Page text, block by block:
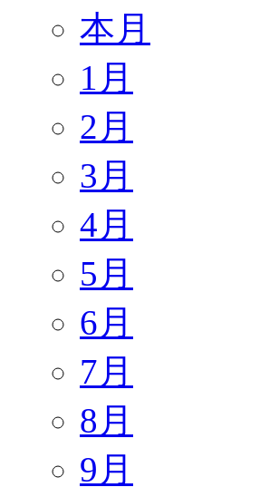
本月
1月
2月
3月
4月
5月
6月
7月
8月
9月